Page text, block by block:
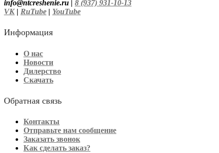
info@ntcreshenie.ru | 8 (937) 931-10-13
VK| RuTube | YouTube
Информация
О нас
Новости
Дилерство
Скачать
Обратная связь
Контакты
Отправьте нам сообщение
Заказать звонок
Как сделать заказ?